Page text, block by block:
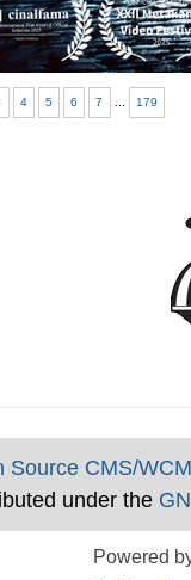
4 5 6 7 ... 179
Source CMS/WCM
under the
Powered